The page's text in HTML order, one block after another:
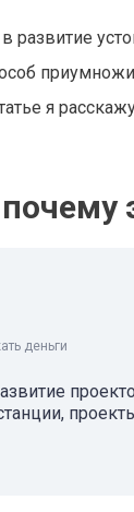
я
деньги